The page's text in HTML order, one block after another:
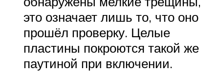
это означает лишь то, что оно
прошёл проверку. Целые
пластины покроются такой же
паутиной при включении.